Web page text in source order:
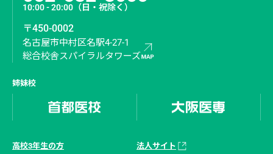
10:00 - 20:00 （日・祝除く）
〒450-0002
名古屋市中村区名駅4-27-1
総合校舎スパイラルタワーズ
姉妹校
高校3年生の方 法人サイト